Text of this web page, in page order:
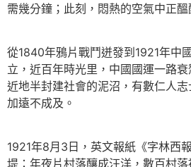
需幾分鐘；此刻，悶熱的空氣中正醞
從1840年鴉片戰鬥迸發到1921年中
立，近百年時光里，中國國運一路
近地半封建社會的泥沼，有數仁人
加遠不成及。
1921年8月3日，英文報紙《字林西
堤：年夜片村落釀成汪洋，數百村